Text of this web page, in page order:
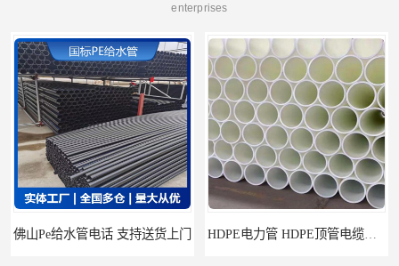
enterprises
话 支持送货上门 HDPE电力管 HDPE顶管电缆管保护套管